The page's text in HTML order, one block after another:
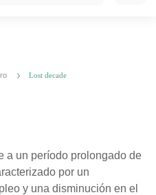
Lost decade
a un período prolongado de
por un
y una disminución en el